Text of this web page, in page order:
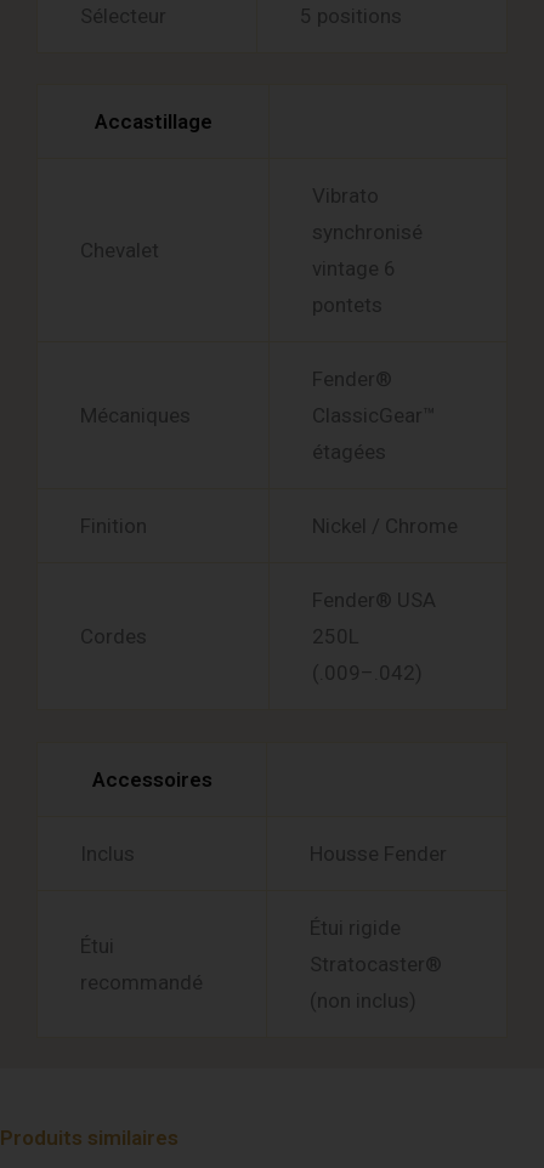
Sélecteur 5 positions
Accastillage
Chevalet
Vibrato
synchronisé
vintage 6
pontets
Mécaniques
Fender®
ClassicGear™
étagées
Finition Nickel / Chrome
Cordes
Fender® USA
250L
(.009–.042)
Accessoires
Inclus Housse Fender
Étui
recommandé
Étui rigide
Stratocaster®
(non inclus)
Produits similaires